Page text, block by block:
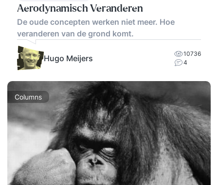
Aerodynamisch Veranderen
De oude concepten werken niet meer. Hoe
veranderen van de grond komt.
Hugo Meijers
10736
4
Columns